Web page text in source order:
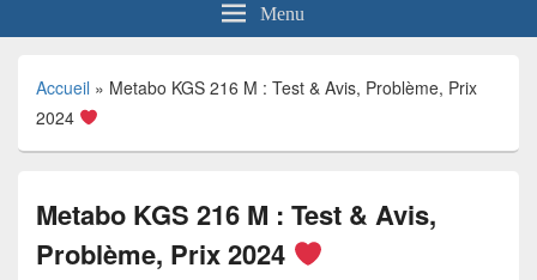
Menu
Accueil » Metabo KGS 216 M : Test & Avis, Problème, Prix
2024
Metabo KGS 216 M : Test & Avis,
Problème, Prix 2024